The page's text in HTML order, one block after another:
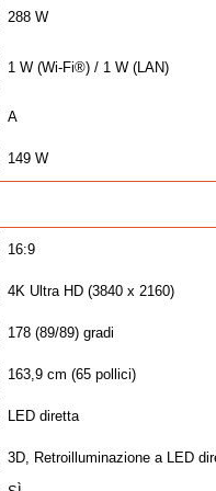
288 W
1 W (Wi-Fi®) / 1 W (LAN)
A
149 W
16:9
4K Ultra HD (3840 x 2160)
178 (89/89) gradi
163,9 cm (65 pollici)
LED diretta
3D, Retroilluminazione a LED